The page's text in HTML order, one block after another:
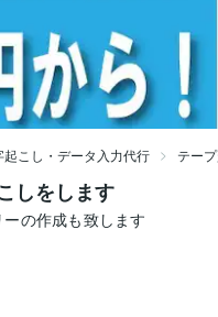
起こし・データ入力代行 テー
しをします
の作成も致します